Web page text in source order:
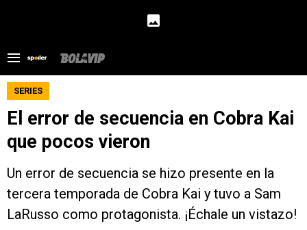
SERIES
El error de secuencia en Cobra Kai
que pocos vieron
Un error de secuencia se hizo presente en la
tercera temporada de Cobra Kai y tuvo a Sam
LaRusso como protagonista. ¡Échale un vistazo!